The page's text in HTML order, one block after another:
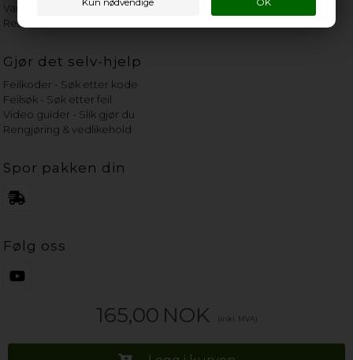
165,00 NOK (inkl. MVA)
Vannets hardhetsgrad
Reservedeler etter merke
Gjør det selv-hjelp
Feilkoder - Søk etter kode
Feilsøk - Søk etter feil
Video guider - Slik gjør du
Rengjøring & vedlikehold
Spor pakken din
Følg oss